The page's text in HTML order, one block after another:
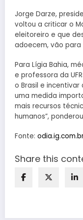
Jorge Darze,
voltou a criticar o
eleitoreiro e que
adoecem, vão para
Para Lígia Bahia,
e professora da
o Brasil e
uma medida
mais recursos
humanos”,
Fonte:
Share this